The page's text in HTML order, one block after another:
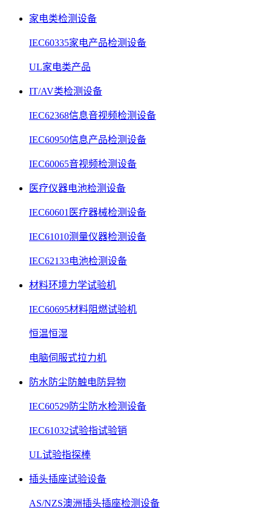
家电类检测设备
IEC60335家电产品检测设备
UL家电类产品
IT/AV类检测设备
IEC62368信息音视频检测设备
IEC60950信息产品检测设备
IEC60065音视频检测设备
医疗仪器电池检测设备
IEC60601医疗器械检测设备
IEC61010测量仪器检测设备
IEC62133电池检测设备
材料环境力学试验机
IEC60695材料阻燃试验机
恒温恒湿
电脑伺服式拉力机
防水防尘防触电防异物
IEC60529防尘防水检测设备
IEC61032试验指试验销
UL试验指探棒
插头插座试验设备
AS/NZS澳洲插头插座检测设备